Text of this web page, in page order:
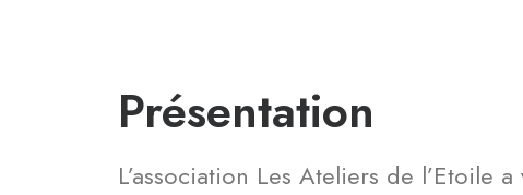
Présentation
L’association Les Ateliers de l’Etoile